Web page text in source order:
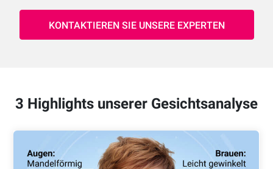
KONTAKTIEREN SIE UNSERE EXPERTEN
3 Highlights unserer Gesichtsanalyse